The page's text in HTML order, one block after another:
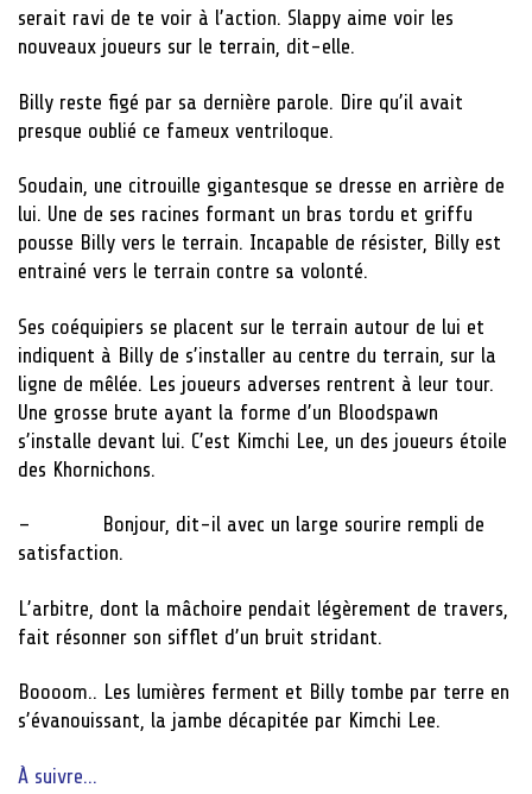
serait ravi de te voir à l’action. Slappy aime voir les
nouveaux joueurs sur le terrain, dit-elle.
Billy reste figé par sa dernière parole. Dire qu’il avait
presque oublié ce fameux ventriloque.
Soudain, une citrouille gigantesque se dresse en arrière de
lui. Une de ses racines formant un bras tordu et griffu
pousse Billy vers le terrain. Incapable de résister, Billy est
entrainé vers le terrain contre sa volonté.
Ses coéquipiers se placent sur le terrain autour de lui et
indiquent à Billy de s’installer au centre du terrain, sur la
ligne de mêlée. Les joueurs adverses rentrent à leur tour.
Une grosse brute ayant la forme d’un Bloodspawn
s’installe devant lui. C’est Kimchi Lee, un des joueurs étoile
des Khornichons.
– Bonjour, dit-il avec un large sourire rempli de
satisfaction.
L’arbitre, dont la mâchoire pendait légèrement de travers,
fait résonner son sifflet d’un bruit stridant.
Boooom.. Les lumières ferment et Billy tombe par terre en
s’évanouissant, la jambe décapitée par Kimchi Lee.
À suivre…